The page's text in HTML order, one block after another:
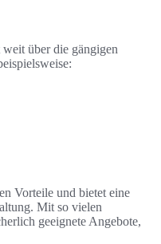
über die gängigen
Vorteile und bietet eine
Mit so vielen
geeignete Angebote,